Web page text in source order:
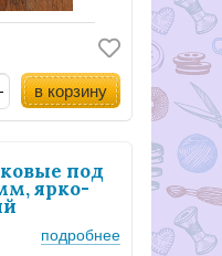
в корзину
под
ярко-
подробнее